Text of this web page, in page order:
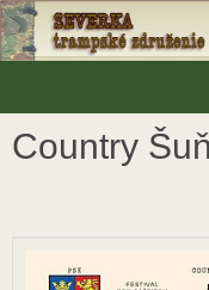
Skip
to
content
Country